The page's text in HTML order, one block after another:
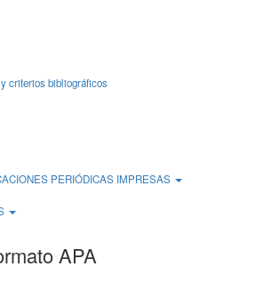
criterios bibliográficos
PERIÓDICAS IMPRESAS
APA